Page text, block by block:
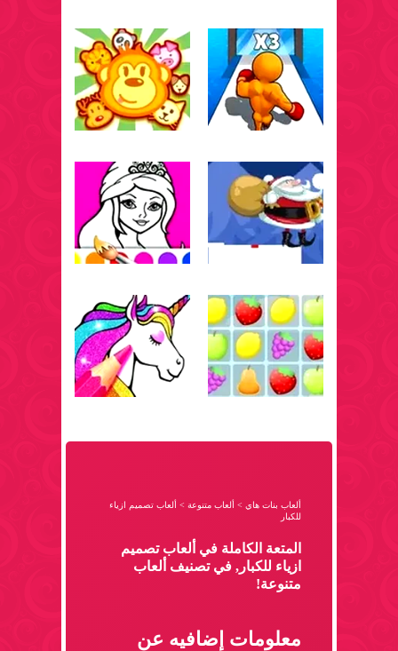
ألعاب بنات هاي > ألعاب متنوعة > ألعاب تصميم ازياء
للكبار
المتعة الكاملة في ألعاب تصميم
ازياء للكبار, في تصنيف ألعاب
متنوعة!
معلومات إضافيه عن